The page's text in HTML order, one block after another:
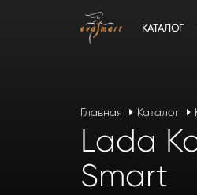
КАТАЛОГ
Главная Каталог
Lada
Smart